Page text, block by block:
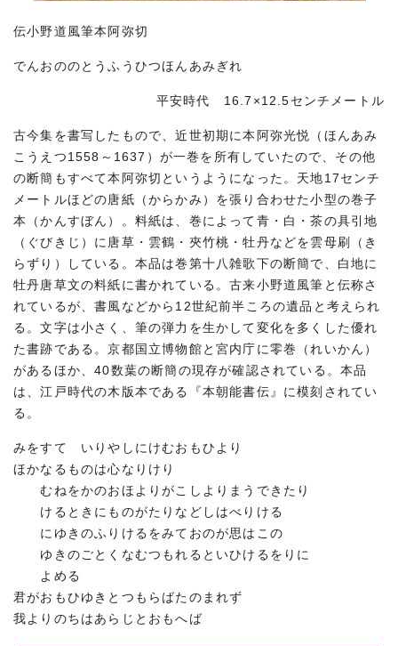
伝小野道風筆本阿弥切
でんおののとうふうひつほんあみぎれ
平安時代 16.7×12.5センチメートル
古今集を書写したもので、近世初期に本阿弥光悦（ほんあみ
こうえつ1558～1637）が一巻を所有していたので、その他
の断簡もすべて本阿弥切というようになった。天地17センチ
メートルほどの唐紙（からかみ）を張り合わせた小型の巻子
本（かんすぼん）。料紙は、巻によって青・白・茶の具引地
（ぐびきじ）に唐草・雲鶴・夾竹桃・牡丹などを雲母刷（き
らずり）している。本品は巻第十八雑歌下の断簡で、白地に
牡丹唐草文の料紙に書かれている。古来小野道風筆と伝称さ
れているが、書風などから12世紀前半ころの遺品と考えられ
る。文字は小さく、筆の弾力を生かして変化を多くした優れ
た書跡である。京都国立博物館と宮内庁に零巻（れいかん）
があるほか、40数葉の断簡の現存が確認されている。本品
は、江戸時代の木版本である『本朝能書伝』に模刻されてい
る。
みをすてゝいりやしにけむおもひより
ほかなるものは心なりけり
むねをかのおほよりがこしよりまうできたり
けるときにものがたりなどしはべりける
にゆきのふりけるをみておのが思はこの
ゆきのごとくなむつもれるといひけるをりに
よめる
君がおもひゆきとつもらばたのまれず
我よりのちはあらじとおもへば